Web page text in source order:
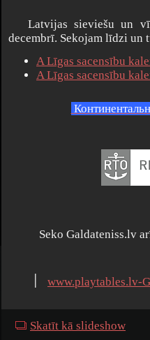
Latvijas sieviešu un
decembrī. Sekojam līdzi un
A Līgas sacensību
A Līgas sacensību
Seko Galdateniss.lv
www.playtables.lv-
Skatīt kā slideshow